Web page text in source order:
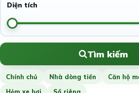
Diện tích
Tìm kiếm
Chính chủ Nhà dòng tiền Căn hộ